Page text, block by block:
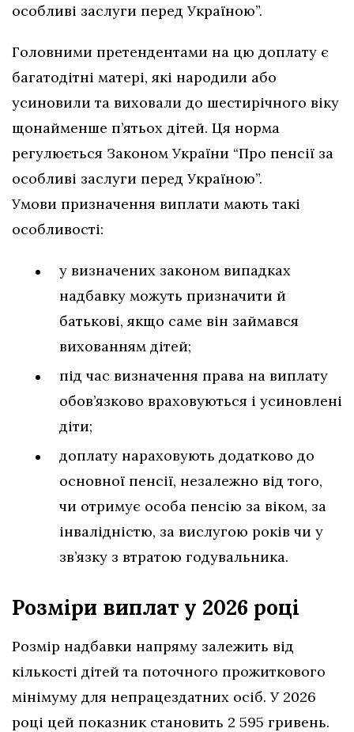
особливі заслуги перед Україною”.
Головними претендентами на цю доплату є
багатодітні матері, які народили або
усиновили та виховали до шестирічного віку
щонайменше п’ятьох дітей. Ця норма
регулюється Законом України “Про пенсії за
особливі заслуги перед Україною”.
Умови призначення виплати мають такі
особливості:
у визначених законом випадках
надбавку можуть призначити й
батькові, якщо саме він займався
вихованням дітей;
під час визначення права на виплату
обов’язково враховуються і усиновлені
діти;
доплату нараховують додатково до
основної пенсії, незалежно від того,
чи отримує особа пенсію за віком, за
інвалідністю, за вислугою років чи у
зв’язку з втратою годувальника.
Розміри виплат у 2026 році
Розмір надбавки напряму залежить від
кількості дітей та поточного прожиткового
мінімуму для непрацездатних осіб. У 2026
році цей показник становить 2 595 гривень.